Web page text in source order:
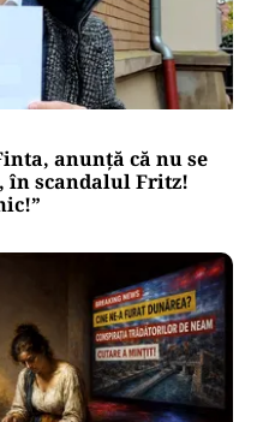
anunță că nu se
în scandalul Fritz!